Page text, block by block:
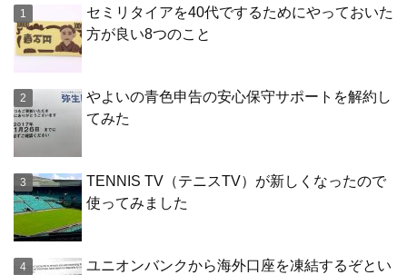
セミリタイアを40代でするためにやっておいた
方が良い8つのこと
やよいの青色申告の安心保守サポートを解約し
てみた
TENNIS TV（テニスTV）が新しくなったので
使ってみました
ユニオンバンクから海外口座を凍結するぞとい